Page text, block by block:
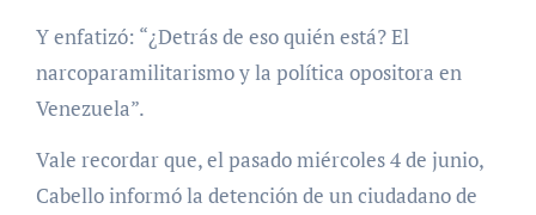
Y enfatizó: “¿Detrás de eso quién está? El
narcoparamilitarismo y la política opositora en
Venezuela”.
Vale recordar que, el pasado miércoles 4 de junio,
Cabello informó la detención de un ciudadano de